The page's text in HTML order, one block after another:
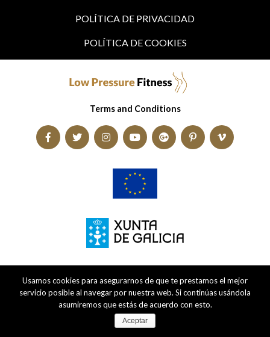
POLÍTICA DE PRIVACIDAD
POLÍTICA DE COOKIES
Terms and Conditions
Usamos cookies para asegurarnos de que te prestamos el mejor
servicio posible al navegar por nuestra web. Si continúas usándola
asumiremos que estás de acuerdo con esto.
Aceptar